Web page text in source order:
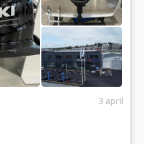
3 april